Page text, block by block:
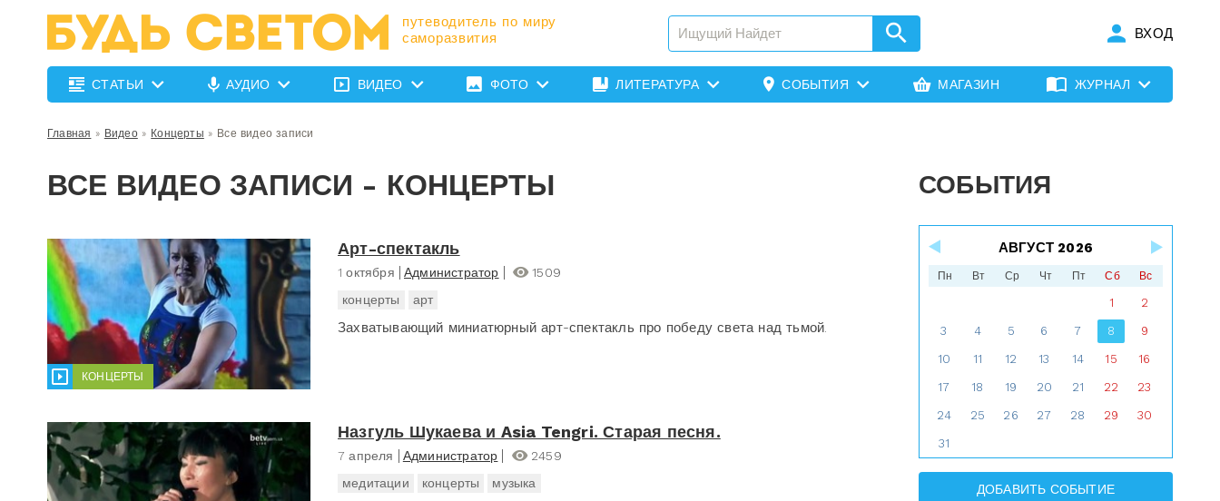
путеводитель по миру
саморазвития
ВХОД
СТАТЬИ АУДИО ВИДЕО ФОТО ЛИТЕРАТУРА СОБЫТИЯ МАГАЗИН ЖУРНАЛ
Главная » Видео» Концерты » Все видео записи
ВСЕ ВИДЕО ЗАПИСИ - КОНЦЕРТЫ
КОНЦЕРТЫ
Арт-спектакль
1 октября Администратор
1509
концерты
арт
Захватывающий миниатюрный арт-спектакль про победу света над тьмой.
Назгуль Шукаева и Asia Tengri. Старая песня.
7 апреля Администратор
2459
медитации
концерты музыка
СОБЫТИЯ
АВГУСТ 2026
Пн Вт Ср Чт Пт Сб Вс
1 2
3 4 5 6 7 8 9
10 11 12 13 14 15 16
17 18 19 20 21 22 23
24 25 26 27 28 29 30
31
ДОБАВИТЬ СОБЫТИЕ